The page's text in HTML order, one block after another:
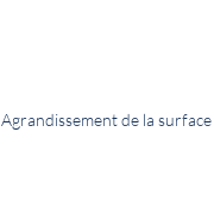
Agrandissement de la